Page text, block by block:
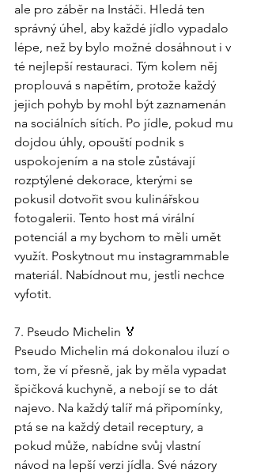
ale pro záběr na Instáči. Hledá ten
správný úhel, aby každé jídlo vypadalo
lépe, než by bylo možné dosáhnout i v
té nejlepší restauraci. Tým kolem něj
proplouvá s napětím, protože každý
jejich pohyb by mohl být zaznamenán
na sociálních sítích. Po jídle, pokud mu
dojdou úhly, opouští podnik s
uspokojením a na stole zůstávají
rozptýlené dekorace, kterými se
pokusil dotvořit svou kulinářskou
fotogalerii. Tento host má virální
potenciál a my bychom to měli umět
využít. Poskytnout mu instagrammable
materiál. Nabídnout mu, jestli nechce
vyfotit.
7. Pseudo Michelin 🏅
Pseudo Michelin má dokonalou iluzí o
tom, že ví přesně, jak by měla vypadat
špičková kuchyně, a nebojí se to dát
najevo. Na každý talíř má připomínky,
ptá se na každý detail receptury, a
pokud může, nabídne svůj vlastní
návod na lepší verzi jídla. Své názory